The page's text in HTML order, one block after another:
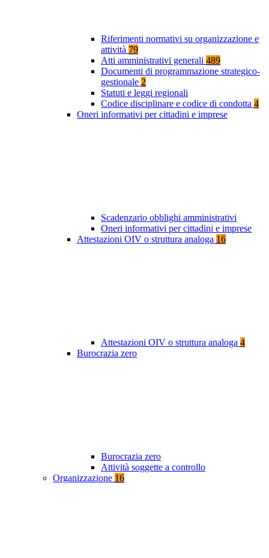
Riferimenti normativi su organizzazione e
attività 79
Atti amministrativi generali 489
Documenti di programmazione strategico-
gestionale 2
Statuti e leggi regionali
Codice disciplinare e codice di condotta 4
Oneri informativi per cittadini e imprese
Scadenzario obblighi amministrativi
Oneri informativi per cittadini e imprese
Attestazioni OIV o struttura analoga 16
Attestazioni OIV o struttura analoga 4
Burocrazia zero
Burocrazia zero
Attività soggette a controllo
Organizzazione 16